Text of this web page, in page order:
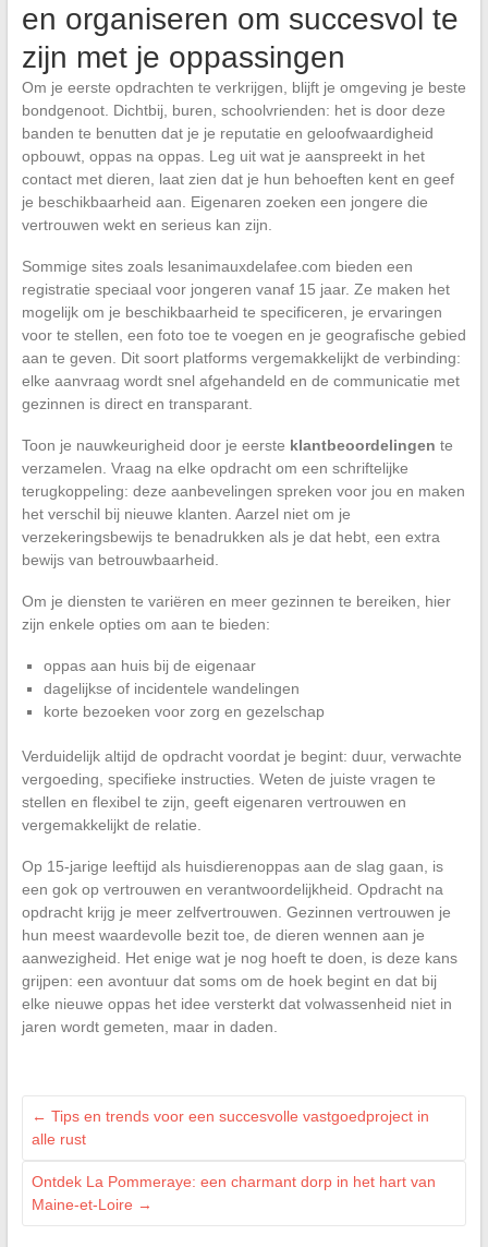
en organiseren om succesvol te
zijn met je oppassingen
Om je eerste opdrachten te verkrijgen, blijft je omgeving je beste
bondgenoot. Dichtbij, buren, schoolvrienden: het is door deze
banden te benutten dat je je reputatie en geloofwaardigheid
opbouwt, oppas na oppas. Leg uit wat je aanspreekt in het
contact met dieren, laat zien dat je hun behoeften kent en geef
je beschikbaarheid aan. Eigenaren zoeken een jongere die
vertrouwen wekt en serieus kan zijn.
Sommige sites zoals lesanimauxdelafee.com bieden een
registratie speciaal voor jongeren vanaf 15 jaar. Ze maken het
mogelijk om je beschikbaarheid te specificeren, je ervaringen
voor te stellen, een foto toe te voegen en je geografische gebied
aan te geven. Dit soort platforms vergemakkelijkt de verbinding:
elke aanvraag wordt snel afgehandeld en de communicatie met
gezinnen is direct en transparant.
Toon je nauwkeurigheid door je eerste klantbeoordelingen te
verzamelen. Vraag na elke opdracht om een schriftelijke
terugkoppeling: deze aanbevelingen spreken voor jou en maken
het verschil bij nieuwe klanten. Aarzel niet om je
verzekeringsbewijs te benadrukken als je dat hebt, een extra
bewijs van betrouwbaarheid.
Om je diensten te variëren en meer gezinnen te bereiken, hier
zijn enkele opties om aan te bieden:
oppas aan huis bij de eigenaar
dagelijkse of incidentele wandelingen
korte bezoeken voor zorg en gezelschap
Verduidelijk altijd de opdracht voordat je begint: duur, verwachte
vergoeding, specifieke instructies. Weten de juiste vragen te
stellen en flexibel te zijn, geeft eigenaren vertrouwen en
vergemakkelijkt de relatie.
Op 15-jarige leeftijd als huisdierenoppas aan de slag gaan, is
een gok op vertrouwen en verantwoordelijkheid. Opdracht na
opdracht krijg je meer zelfvertrouwen. Gezinnen vertrouwen je
hun meest waardevolle bezit toe, de dieren wennen aan je
aanwezigheid. Het enige wat je nog hoeft te doen, is deze kans
grijpen: een avontuur dat soms om de hoek begint en dat bij
elke nieuwe oppas het idee versterkt dat volwassenheid niet in
jaren wordt gemeten, maar in daden.
← Tips en trends voor een succesvolle vastgoedproject in
alle rust
Ontdek La Pommeraye: een charmant dorp in het hart van
Maine-et-Loire →